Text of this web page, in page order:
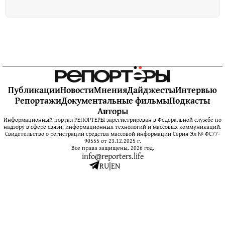
ПубликацииНовостиМненияДайджестыИнтервью
РепортажиДокументальные фильмыПодкасты
Авторы
Информационный портал РЕПОРТЁРЫ зарегистрирован в Федеральной службе по
надзору в сфере связи, информационных технологий и массовых коммуникаций.
Свидетельство о регистрации средства массовой информации Серия Эл № ФС77-
90555 от 23.12.2025 г.
Все права защищены. 2026 год.
info@reporters.life
RU|EN